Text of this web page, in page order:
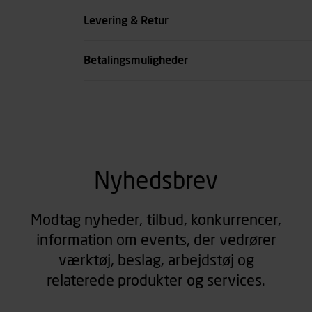
Levering & Retur
Betalingsmuligheder
Nyhedsbrev
Modtag nyheder, tilbud, konkurrencer,
information om events, der vedrører
værktøj, beslag, arbejdstøj og
relaterede produkter og services.